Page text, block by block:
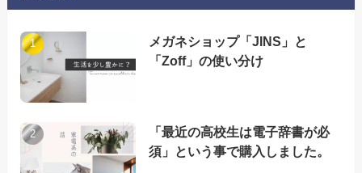
メガネショップ「JINS」と
「Zoff」の使い分け
「最近の高校生は電子辞書が必
須」という事で購入しました。